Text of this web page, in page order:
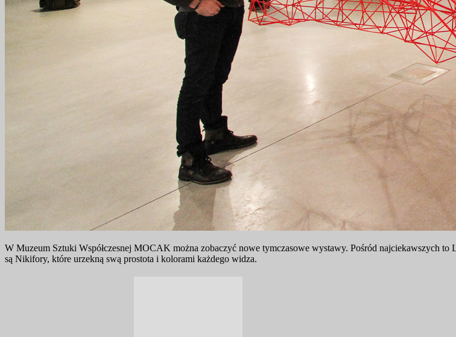
W Muzeum Sztuki Współczesnej MOCAK można zobaczyć nowe tymczasowe wystawy. Pośród najciekawszych
są Nikifory, które urzekną swą prostota i kolorami każdego widza.